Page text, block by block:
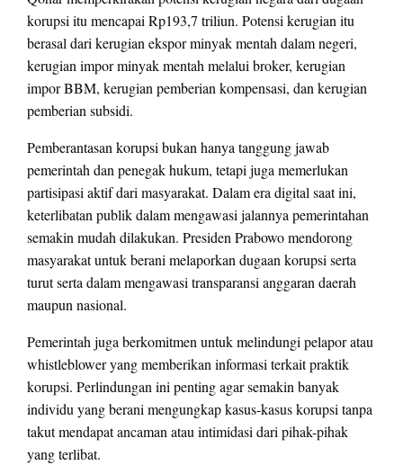
korupsi itu mencapai Rp193,7 triliun. Potensi kerugian itu
berasal dari kerugian ekspor minyak mentah dalam negeri,
kerugian impor minyak mentah melalui broker, kerugian
impor BBM, kerugian pemberian kompensasi, dan kerugian
pemberian subsidi.
Pemberantasan korupsi bukan hanya tanggung jawab
pemerintah dan penegak hukum, tetapi juga memerlukan
partisipasi aktif dari masyarakat. Dalam era digital saat ini,
keterlibatan publik dalam mengawasi jalannya pemerintahan
semakin mudah dilakukan. Presiden Prabowo mendorong
masyarakat untuk berani melaporkan dugaan korupsi serta
turut serta dalam mengawasi transparansi anggaran daerah
maupun nasional.
Pemerintah juga berkomitmen untuk melindungi pelapor atau
whistleblower yang memberikan informasi terkait praktik
korupsi. Perlindungan ini penting agar semakin banyak
individu yang berani mengungkap kasus-kasus korupsi tanpa
takut mendapat ancaman atau intimidasi dari pihak-pihak
yang terlibat.